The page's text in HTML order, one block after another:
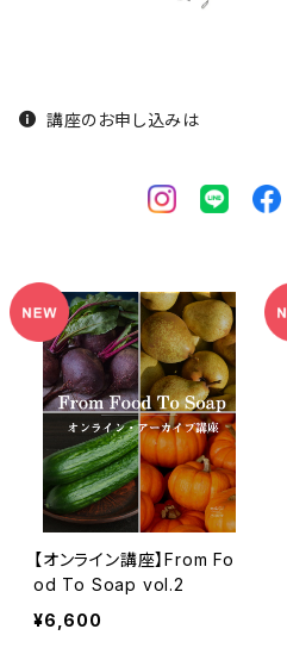
講座のお申し込みは
【オンライン講座】From Fo
od To Soap vol.2
¥6,600